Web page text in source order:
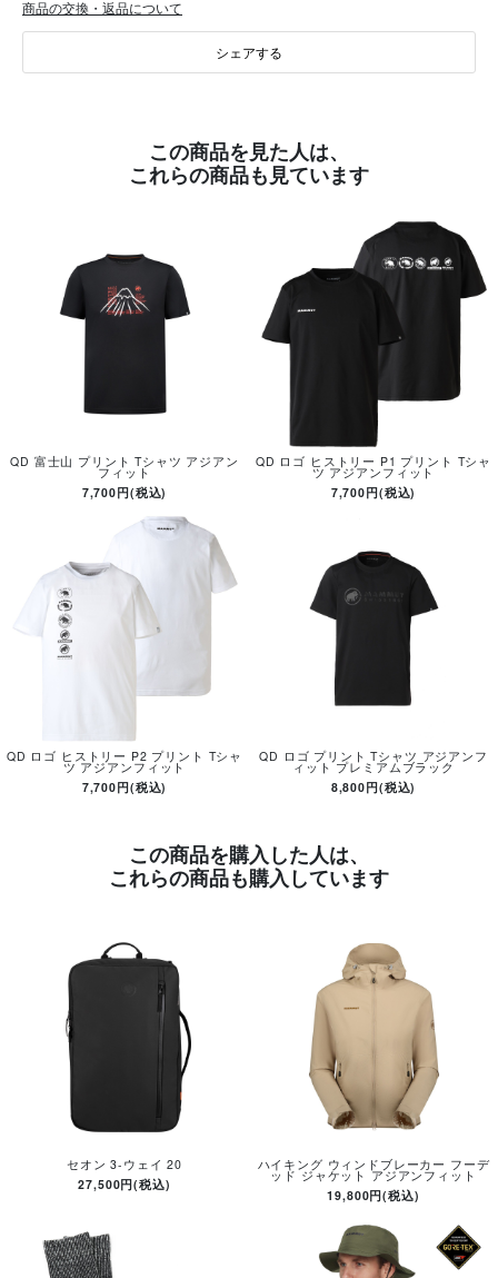
商品の交換・返品について
シェアする
この商品を見た人は、
これらの商品も見ています
QD 富士山 プリント Tシャツ アジアン
フィット
7,700円(税込)
QD ロゴ ヒストリー P1 プリント Tシャ
ツ アジアンフィット
7,700円(税込)
QD ロゴ ヒストリー P2 プリント Tシャ
ツ アジアンフィット
7,700円(税込)
QD ロゴ プリント Tシャツ アジアンフ
ィット プレミアムブラック
8,800円(税込)
この商品を購入した人は、
これらの商品も購入しています
セオン 3-ウェイ 20
27,500円(税込)
ハイキング ウィンドブレーカー フーデ
ッド ジャケット アジアンフィット
19,800円(税込)